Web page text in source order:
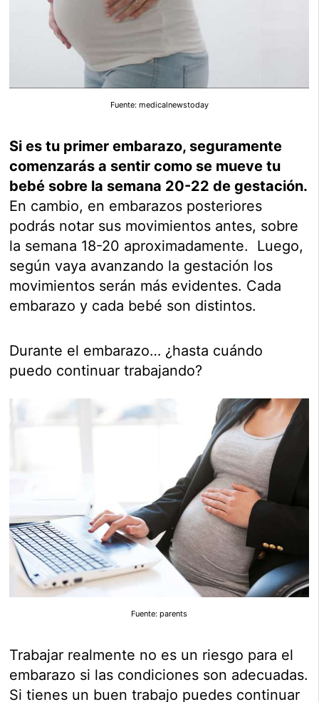
Fuente: medicalnewstoday
Si es tu primer embarazo, seguramente
comenzarás a sentir como se mueve tu
bebé sobre la semana 20-22 de gestación.
En cambio, en embarazos posteriores
podrás notar sus movimientos antes, sobre
la semana 18-20 aproximadamente. Luego,
según vaya avanzando la gestación los
movimientos serán más evidentes. Cada
embarazo y cada bebé son distintos.
Durante el embarazo… ¿hasta cuándo
puedo continuar trabajando?
Fuente: parents
Trabajar realmente no es un riesgo para el
embarazo si las condiciones son adecuadas.
Si tienes un buen trabajo puedes continuar